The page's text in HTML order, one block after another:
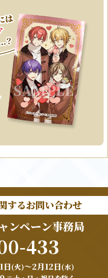
するお問い合わせ
ンペーン事務局
433
日(火)～2月12日(水)